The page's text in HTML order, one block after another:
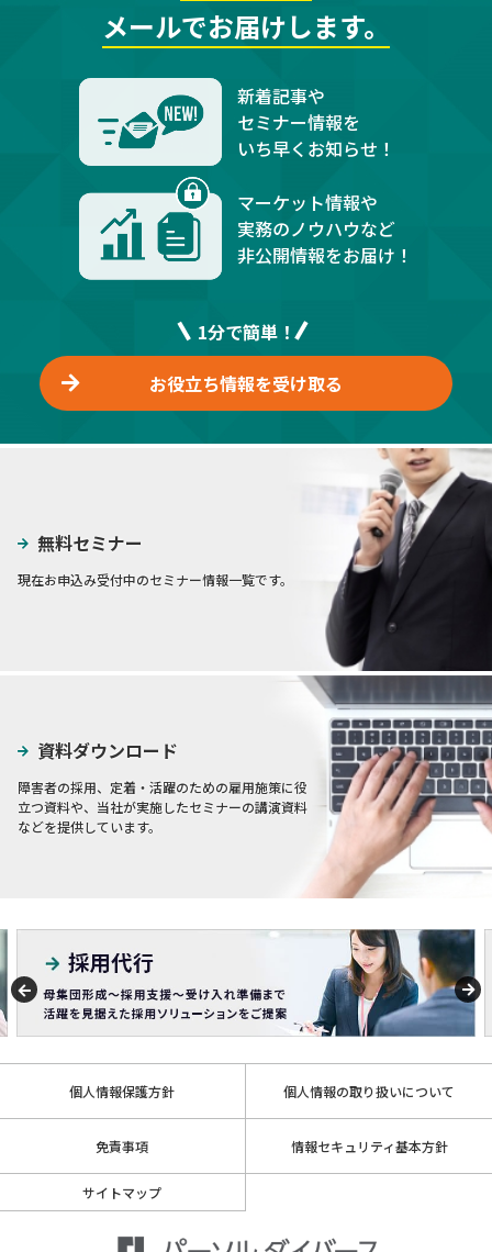
メールでお届けします。
新着記事や
セミナー情報を
いち早くお知らせ！
マーケット情報や
実務のノウハウなど
非公開情報をお届け！
1分で簡単！
お役立ち情報を受け取る
無料セミナー
現在お申込み受付中のセミナー情報一覧です。
資料ダウンロード
障害者の採用、定着・活躍のための雇用施策に役
立つ資料や、当社が実施したセミナーの講演資料
などを提供しています。
個人情報保護方針 個人情報の取り扱いについて
免責事項 情報セキュリティ基本方針
サイトマップ